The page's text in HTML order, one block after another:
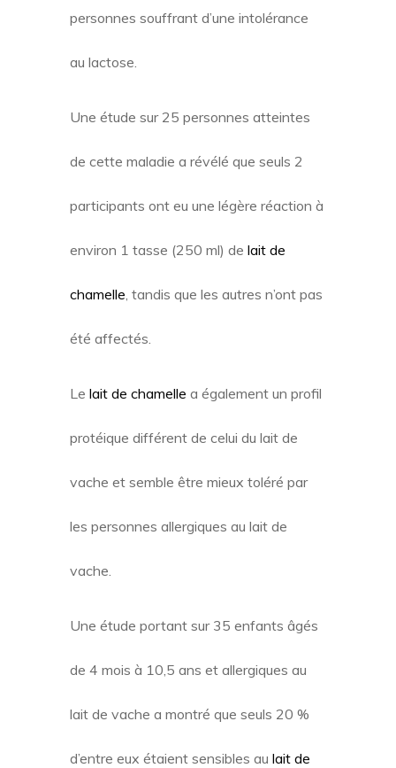
personnes souffrant d’une intolérance
au lactose.
Une étude sur 25 personnes atteintes
de cette maladie a révélé que seuls 2
participants ont eu une légère réaction à
environ 1 tasse (250 ml) de lait de
chamelle, tandis que les autres n’ont pas
été affectés.
Le lait de chamelle a également un profil
protéique différent de celui du lait de
vache et semble être mieux toléré par
les personnes allergiques au lait de
vache.
Une étude portant sur 35 enfants âgés
de 4 mois à 10,5 ans et allergiques au
lait de vache a montré que seuls 20 %
d’entre eux étaient sensibles au lait de